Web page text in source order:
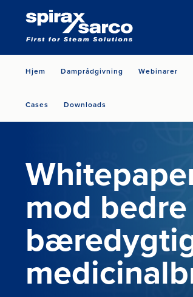
Hjem Damprådgivning Webinarer
Cases Downloads
mod bedre